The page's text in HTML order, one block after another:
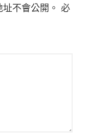
不會公開。 必